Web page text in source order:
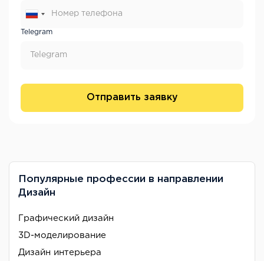
Telegram
Отправить заявку
Популярные профессии в направлении
Дизайн
Графический дизайн
3D-моделирование
Дизайн интерьера